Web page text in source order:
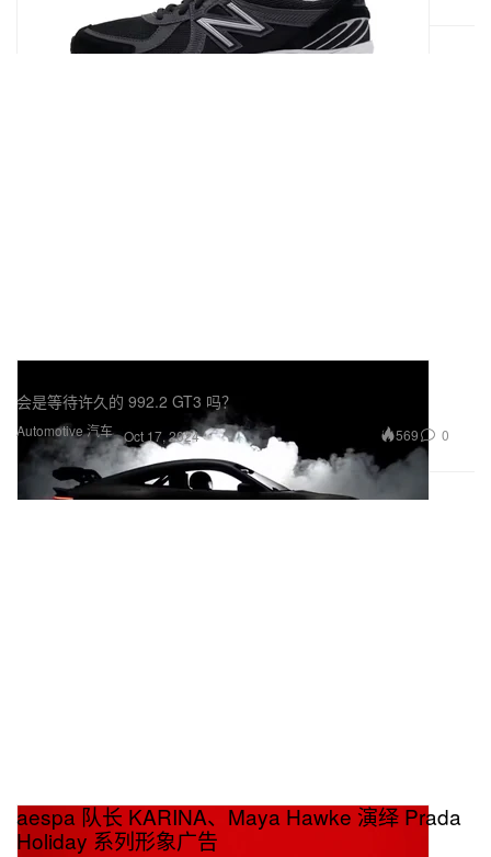
Automotive 汽车
Porsche 即将发表全新 911 GT 车型
会是等待许久的 992.2 GT3 吗？
Oct 17, 2024 569 0
aespa 队长 KARINA、Maya Hawke 演绎 Prada
Holiday 系列形象广告